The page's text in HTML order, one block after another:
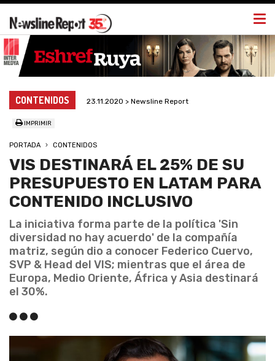
CONTENIDOS 23.11.2020 > Newsline Report
IMPRIMIR
PORTADA CONTENIDOS
VIS DESTINARÁ EL 25% DE SU
PRESUPUESTO EN LATAM PARA
CONTENIDO INCLUSIVO
La iniciativa forma parte de la política 'Sin
diversidad no hay acuerdo' de la compañía
matriz, según dio a conocer Federico Cuervo,
SVP & Head del VIS; mientras que el área de
Europa, Medio Oriente, África y Asia destinará
el 30%.